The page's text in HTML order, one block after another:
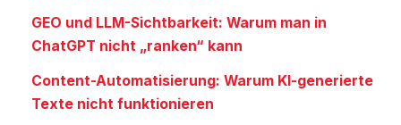
GEO und LLM-Sichtbarkeit: Warum man in
ChatGPT nicht „ranken“ kann
Content-Automatisierung: Warum KI-generierte
Texte nicht funktionieren